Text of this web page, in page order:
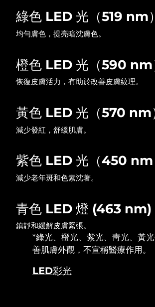
綠色 LED 光（519 nm）
均勻膚色，提亮暗沈膚色。
橙色 LED 光（590 nm
恢復皮膚活力，有助於改善皮膚紋理。
黃色 LED 光（570 nm
減少發紅，舒緩肌膚。
紫色 LED 光（450 nm
減少老年斑和色素沈著。
青色 LED 燈 (463 nm)
鎮靜和緩解皮膚緊張。
*綠光、橙光、紫光、靑光、黃
善肌膚外觀，不宣稱醫療作用。
LED彩光
紐西蘭 預
挪威
阿曼 預
菲律賓
波蘭
葡萄牙
波多黎各
卡達
留尼旺
羅馬尼亞
俄羅斯
沙烏地阿拉伯